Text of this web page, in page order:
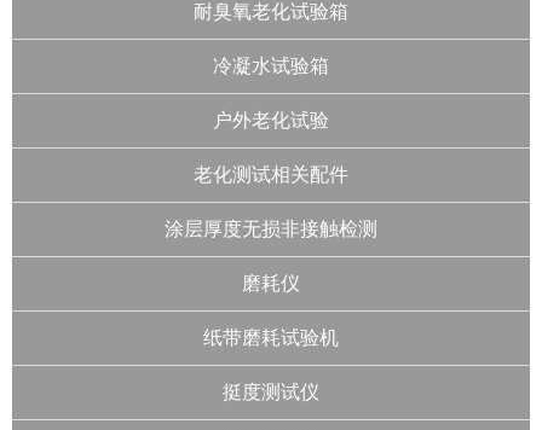
耐臭氧老化试验箱
冷凝水试验箱
户外老化试验
老化测试相关配件
涂层厚度无损非接触检测
磨耗仪
纸带磨耗试验机
挺度测试仪